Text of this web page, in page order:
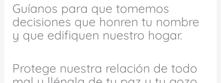
Guíanos para que tomemos
decisiones que honren tu nombre
y que edifiquen nuestro hogar.
Protege nuestra relación de todo